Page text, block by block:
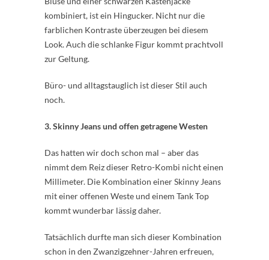
kombiniert, ist ein Hingucker. Nicht nur die
farblichen Kontraste überzeugen bei diesem
Look. Auch die schlanke Figur kommt prachtvoll
zur Geltung.
Büro- und alltagstauglich ist dieser Stil auch
noch.
3. Skinny Jeans und offen getragene Westen
Das hatten wir doch schon mal – aber das
nimmt dem Reiz dieser Retro-Kombi nicht einen
Millimeter. Die Kombination einer Skinny Jeans
mit einer offenen Weste und einem Tank Top
kommt wunderbar lässig daher.
Tatsächlich durfte man sich dieser Kombination
schon in den Zwanzigzehner-Jahren erfreuen,